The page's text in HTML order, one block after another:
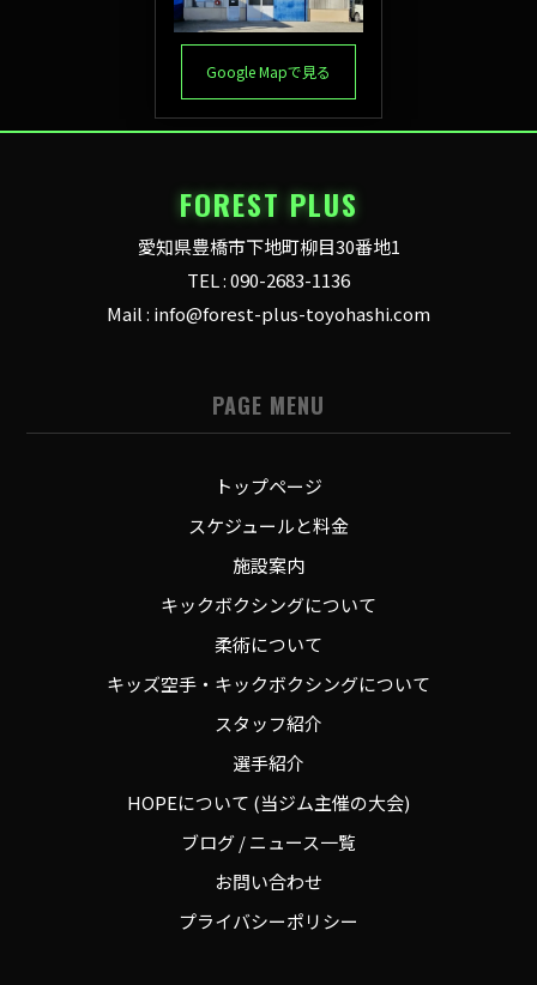
Google Mapで見る
FOREST PLUS
愛知県豊橋市下地町柳目30番地1
TEL : 090-2683-1136
Mail : info@forest-plus-toyohashi.com
PAGE MENU
トップページ
スケジュールと料金
施設案内
キックボクシングについて
柔術について
キッズ空手・キックボクシングについて
スタッフ紹介
選手紹介
HOPEについて (当ジム主催の大会)
ブログ / ニュース一覧
お問い合わせ
プライバシーポリシー